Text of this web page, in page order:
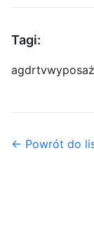
Tagi:
agdrtv
← Powrót do